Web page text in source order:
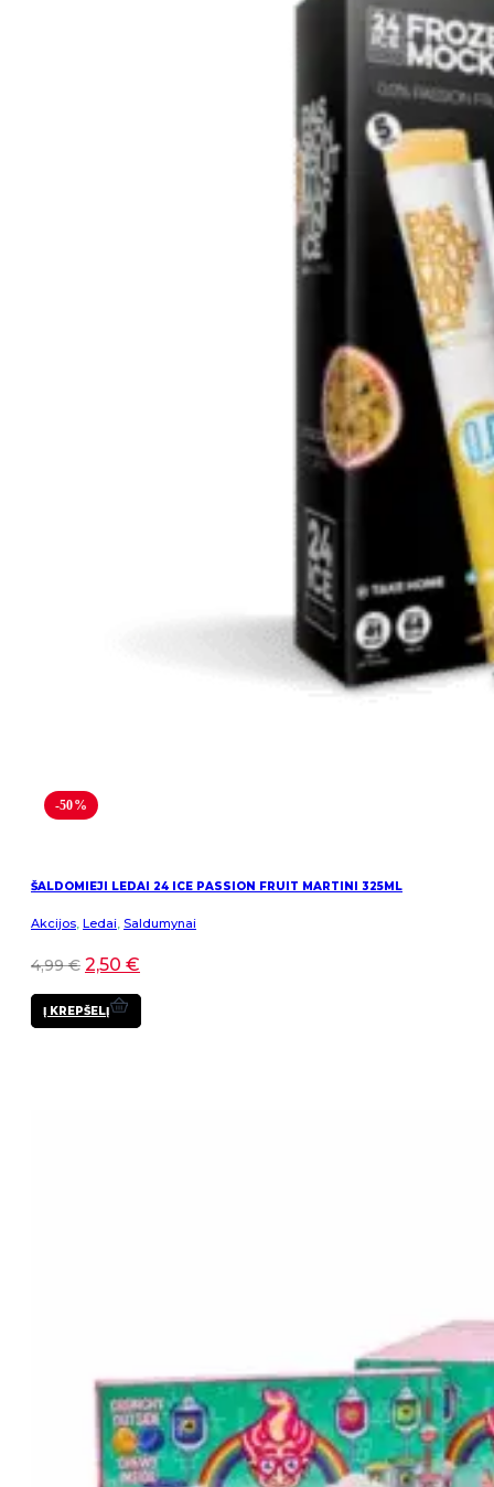
-50%
ŠALDOMIEJI LEDAI 24 ICE PASSION FRUIT MARTINI 325ML
Akcijos, Ledai, Saldumynai
4,99€ 2,50 €
Į KREPŠELĮ